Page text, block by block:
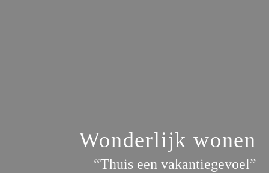
Wonderlijk wonen
“Thuis een vakantiegevoel”